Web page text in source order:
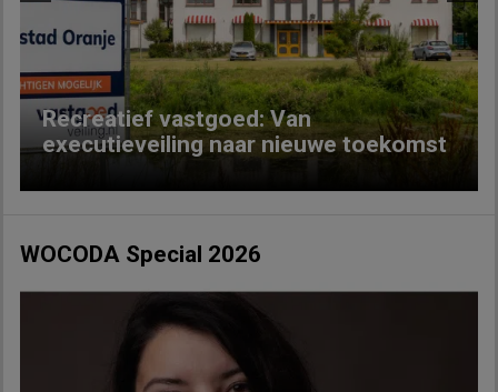
Recreatief vastgoed: Van
executieveiling naar nieuwe toekomst
Next
WOCODA Special 2026